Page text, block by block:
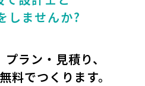
しませんか?
ラン・見積り、
料でつくります。